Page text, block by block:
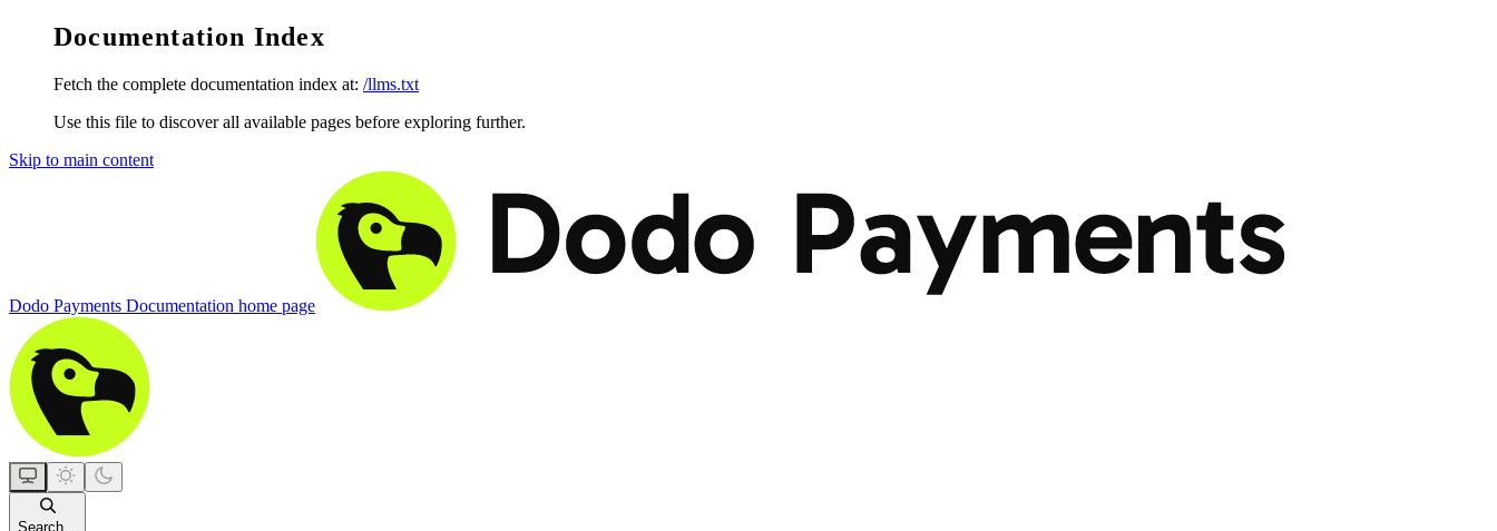
Documentation Index
Fetch the complete documentation index at: /llms.txt
Use this file to discover all available pages before exploring further.
Skip to main content
Dodo Payments Documentation home page
Search...